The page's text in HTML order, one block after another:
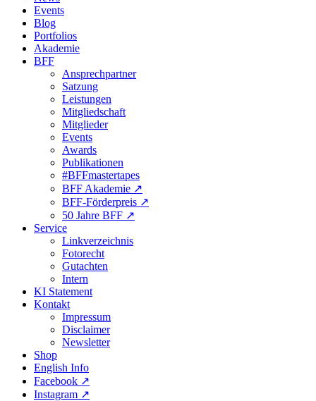
Events
Blog
Portfolios
Akademie
BFF
Ansprechpartner
Satzung
Leistungen
Mitgliedschaft
Mitglieder
Events
Awards
Publikationen
#BFFmastertapes
BFF Akademie ↗︎
BFF-Förderpreis ↗︎
50 Jahre BFF ↗︎
Service
Linkverzeichnis
Fotorecht
Gutachten
Intern
KI Statement
Kontakt
Impressum
Disclaimer
Newsletter
Shop
English Info
Facebook ↗︎
Instagram ↗︎